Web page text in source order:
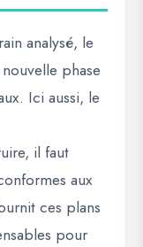
analysé, le
phase
. Ici aussi, le
, il faut
aux
ces plans
pour